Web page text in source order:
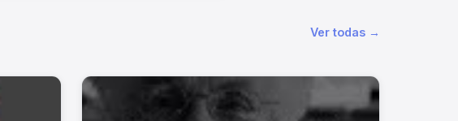
Ver todas →